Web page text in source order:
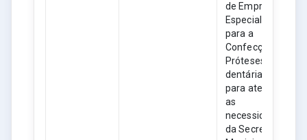
de Empresa
Especializada
para a
Confecção de
Próteses
dentárias
para atender
as
necessidades
da Secretaria